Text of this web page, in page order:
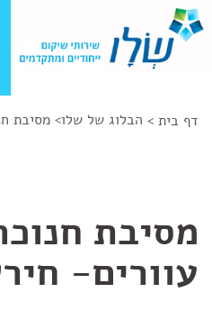
דף בית > הבלוג של שלו> מסיבת
מסיבת
עוורים-